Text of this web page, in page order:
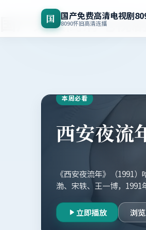
国 国产免费高清电视剧
8090怀旧高清连播
国产免费高清电视
本周必看
西安夜流
《西安夜流年》（1991
渤、宋轶、王一博，1991
立即播放 浏